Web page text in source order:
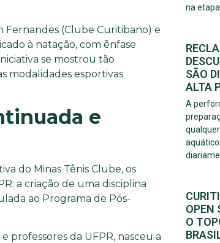
Fernandes (Clube Curitibano) e
à natação, com ênfase
se mostrou tão
modalidades esportivas
e
do Minas Tênis Clube, os
a criação de uma disciplina
ao Programa de Pós-
professores da UFPR, nasceu a
na
SÃO
ALTA
A
OPEN
O